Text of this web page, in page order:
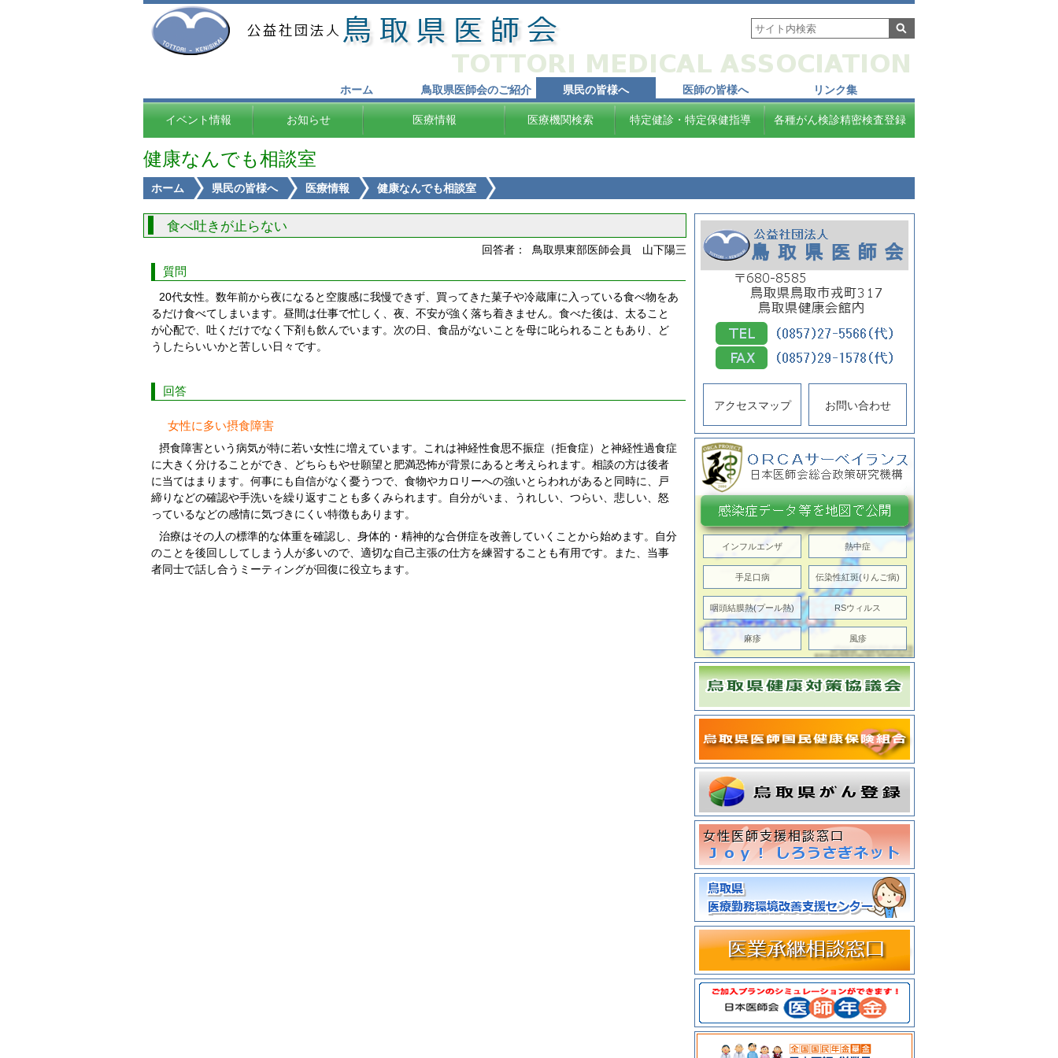
ホーム 鳥取県医師会のご紹介 県民の皆様へ 医師の皆様へ リンク集
イベント情報 お知らせ 医療情報 医療機関検索 特定健診・特定保健指導 各種がん検診精密検査登録
健康なんでも相談室
ホーム 県民の皆様へ 医療情報 健康なんでも相談室
食べ吐きが止らない
回答者： 鳥取県東部医師会員 山下陽三
質問
20代女性。数年前から夜になると空腹感に我慢できず、買ってきた菓子や冷蔵庫に入っている食べ物をあ
るだけ食べてしまいます。昼間は仕事で忙しく、夜、不安が強く落ち着きません。食べた後は、太ること
が心配で、吐くだけでなく下剤も飲んでいます。次の日、食品がないことを母に叱られることもあり、ど
うしたらいいかと苦しい日々です。
回答
女性に多い摂食障害
摂食障害という病気が特に若い女性に増えています。これは神経性食思不振症（拒食症）と神経性過食症
に大きく分けることができ、どちらもやせ願望と肥満恐怖が背景にあると考えられます。相談の方は後者
に当てはまります。何事にも自信がなく憂うつで、食物やカロリーへの強いとらわれがあると同時に、戸
締りなどの確認や手洗いを繰り返すことも多くみられます。自分がいま、うれしい、つらい、悲しい、怒
っているなどの感情に気づきにくい特徴もあります。
治療はその人の標準的な体重を確認し、身体的・精神的な合併症を改善していくことから始めます。自分
のことを後回ししてしまう人が多いので、適切な自己主張の仕方を練習することも有用です。また、当事
者同士で話し合うミーティングが回復に役立ちます。
アクセスマップ お問い合わせ
インフルエンザ 熱中症
手足口病 伝染性紅斑(りんご病)
咽頭結膜熱(プール熱) RSウィルス
麻疹 風疹